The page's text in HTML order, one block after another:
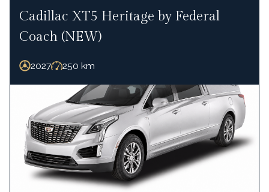
Cadillac XT5 Heritage by Federal
Coach (NEW)
2027 250 km